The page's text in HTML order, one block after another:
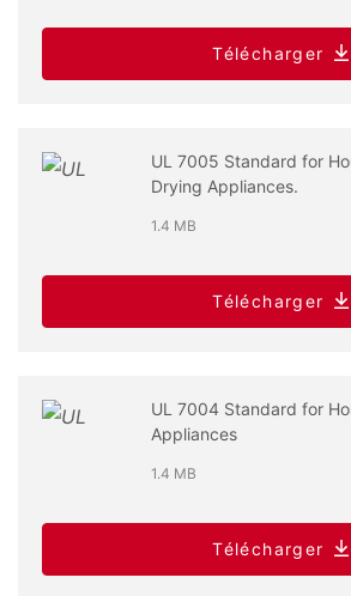
Télécharger
UL 7005 Standard for
Drying Appliances.
1.4 MB
Télécharger
UL 7004 Standard for
Appliances
1.4 MB
Télécharger